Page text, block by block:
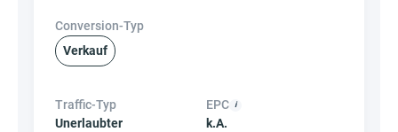
Conversion-Typ
Verkauf
Traffic-Typ
Unerlaubter
EPC
k.A.